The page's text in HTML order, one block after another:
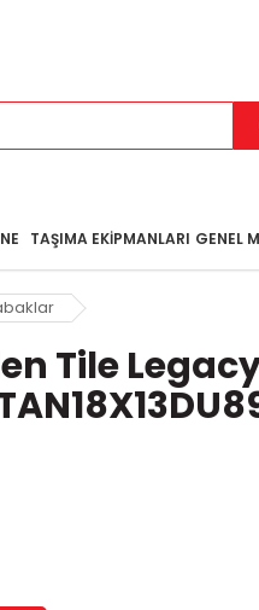
TAŞIMA EKIPMANLARI GENEL
Tile